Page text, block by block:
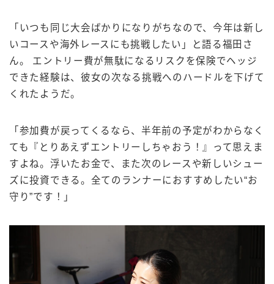
「いつも同じ大会ばかりになりがちなので、今年は新し
いコースや海外レースにも挑戦したい」と語る福田さ
ん。 エントリー費が無駄になるリスクを保険でヘッジ
できた経験は、彼女の次なる挑戦へのハードルを下げて
くれたようだ。
「参加費が戻ってくるなら、半年前の予定がわからなく
ても『とりあえずエントリーしちゃおう！』って思えま
すよね。浮いたお金で、また次のレースや新しいシュー
ズに投資できる。全てのランナーにおすすめしたい“お
守り”です！」